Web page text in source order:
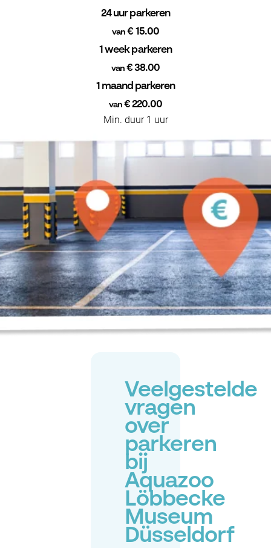
24 uur parkeren
van € 15.00
1 week parkeren
van€ 38.00
1 maand parkeren
van€ 220.00
Min. duur 1 uur
Veelgestelde
vragen
over
parkeren
bij
Aquazoo
Löbbecke
Museum
Düsseldorf